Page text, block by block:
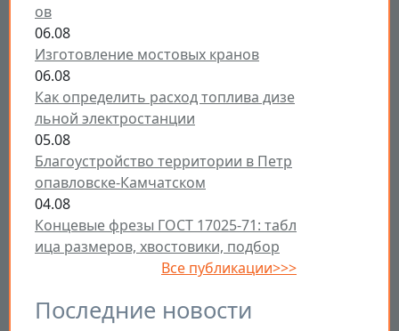
ов
06.08
Изготовление мостовых кранов
06.08
Как определить расход топлива дизе
льной электростанции
05.08
Благоустройство территории в Петр
опавловске-Камчатском
04.08
Концевые фрезы ГОСТ 17025-71: табл
ица размеров, хвостовики, подбор
Все публикации>>>
Последние новости